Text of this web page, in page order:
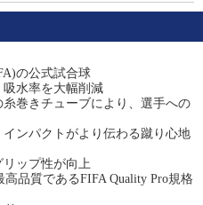
の公式試合球
水率を大幅削減
巻きチューブにより、選手への
ンパクトがより伝わる蹴り心地
ップ性が向上
品質であるFIFA Quality Pro規格